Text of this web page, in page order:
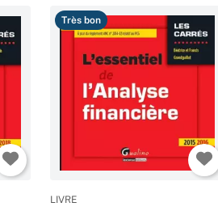
Très bon
LIVRE